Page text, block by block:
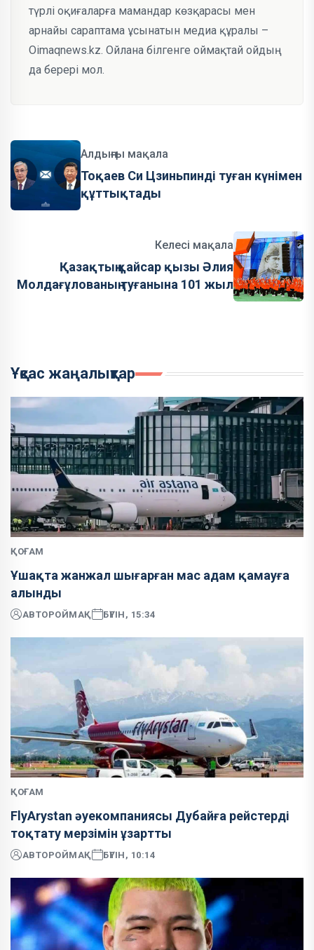
түрлі оқиғаларға мамандар көзқарасы мен
арнайы сараптама ұсынатын медиа құралы –
Oimaqnews.kz. Ойлана білгенге оймақтай ойдың
да берері мол.
Алдыңғы мақала
Тоқаев Си Цзиньпинді туған күнімен
құттықтады
Келесі мақала
Қазақтың қайсар қызы Әлия
Молдағұлованың туғанына 101 жыл
Ұқсас жаңалықтар
ҚОҒАМ
Ұшақта жанжал шығарған мас адам қамауға
алынды
АВТОРОЙМАҚ БҮГІН, 15:34
ҚОҒАМ
FlyArystan әуекомпаниясы Дубайға рейстерді
тоқтату мерзімін ұзартты
АВТОРОЙМАҚ БҮГІН, 10:14